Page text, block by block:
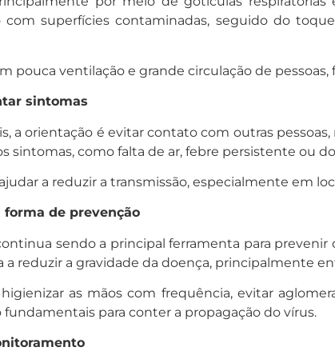
superfícies contaminadas, seguido do
pouca ventilação e grande circulação de
sintomas
a orientação é evitar contato com outras
sintomas, como falta de ar, febre persistente ou
a reduzir a transmissão, especialmente em
forma de prevenção
sendo a principal ferramenta para
a reduzir a gravidade da doença, principalmente
as mãos com frequência, evitar
para conter a propagação do vírus.